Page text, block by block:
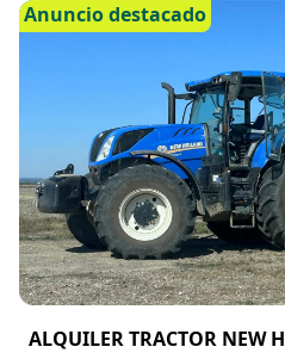
Anuncio destacado
ALQUILER TRACTOR NEW